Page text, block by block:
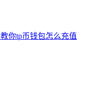
你tp币钱包怎么充值